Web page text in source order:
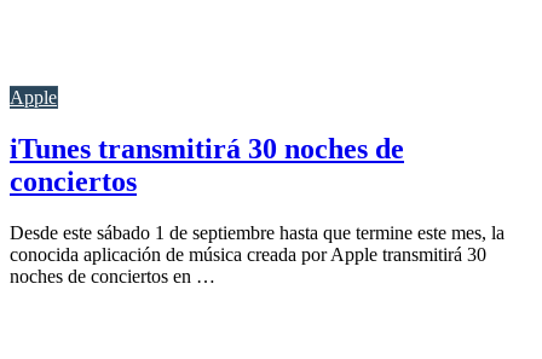
Apple
iTunes transmitirá 30 noches de
conciertos
Desde este sábado 1 de septiembre hasta que termine este mes, la
conocida aplicación de música creada por Apple transmitirá 30
noches de conciertos en …